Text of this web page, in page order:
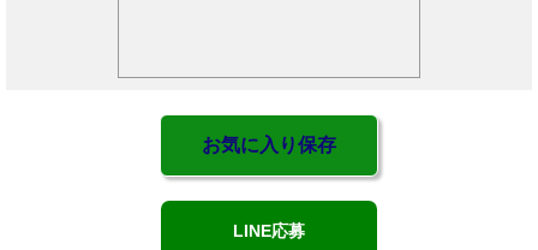
お気に入り保存
LINE応募